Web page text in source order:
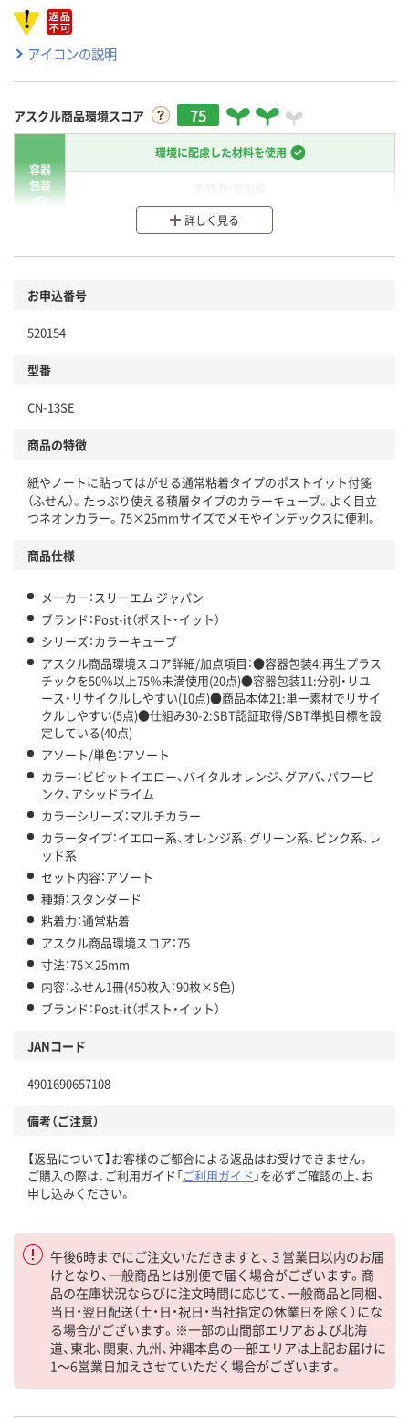
アイコンの説明
アスクル商品環境スコア 75
容器
包装
環境に配慮した材料を使用
分別・リサイクルしやすい設計
商品
本体
仕組
この商品の環境配慮ポイントです。下記商品詳細「
アスクル商品環境スコア詳細／加点項目
」で確認できます。
詳しく見る
お申込番号
520154
型番
CN-13SE
商品の特徴
紙やノートに貼ってはがせる通常粘着タイプのポストイット付箋
（ふせん）。たっぷり使える積層タイプのカラーキューブ。よく目立
つネオンカラー。75×25mmサイズでメモやインデックスに便利。
商品仕様
メーカー：スリーエム ジャパン
ブランド：Post-it（ポスト・イット）
シリーズ：カラーキューブ
アスクル商品環境スコア詳細/加点項目：●容器包装4:再生プラス
チックを50％以上75％未満使用(20点)●容器包装11:分別・リユ
ース・リサイクルしやすい(10点)●商品本体21:単一素材でリサイ
クルしやすい(5点)●仕組み30-2:SBT認証取得/SBT準拠目標を設
定している(40点)
アソート/単色：アソート
カラー：ビビットイエロー、バイタルオレンジ、グアバ、パワーピ
ンク、アシッドライム
カラーシリーズ：マルチカラー
カラータイプ：イエロー系、オレンジ系、グリーン系、ピンク系、レ
ッド系
セット内容：アソート
種類：スタンダード
粘着力：通常粘着
アスクル商品環境スコア：75
寸法：75×25mm
内容：ふせん1冊(450枚入：90枚×5色)
ブランド：Post-it（ポスト・イット）
JANコード
4901690657108
備考（ご注意）
【返品について】お客様のご都合による返品はお受けできません。
ご購入の際は、ご利用ガイド「ご利用ガイド 」を必ずご確認の上、お
申し込みください。
午後6時までにご注文いただきますと、３営業日以内のお届
けとなり、一般商品とは別便で届く場合がございます。商
品の在庫状況ならびに注文時間に応じて、一般商品と同梱、
当日・翌日配送（土・日・祝日・当社指定の休業日を除く）にな
る場合がございます。※一部の山間部エリアおよび北海
道、東北、関東、九州、沖縄本島の一部エリアは上記お届けに
1～6営業日加えさせていただく場合がございます。